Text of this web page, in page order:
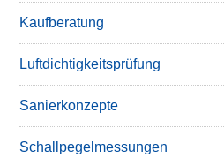
Kaufberatung
Luftdichtigkeitsprüfung
Sanierkonzepte
Schallpegelmessungen